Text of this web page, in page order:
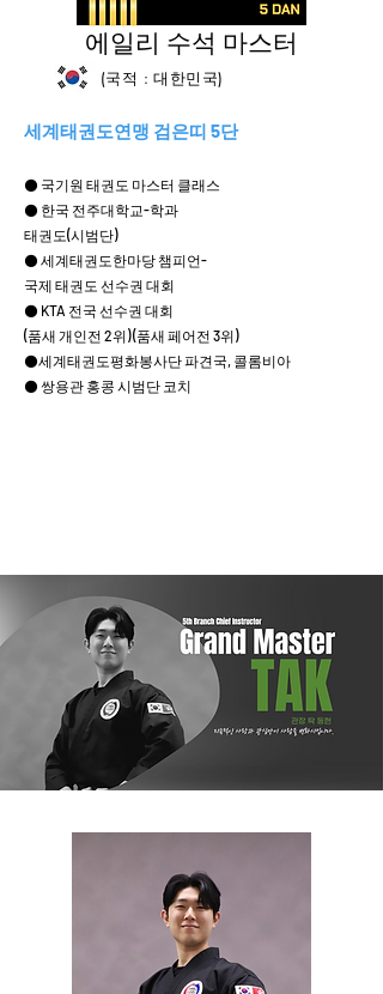
(국적 : 대한민국)
에일리 수석 마스터
세계태권도연맹 검은띠 5단
⚫ 국기원 태권도 마스터 클래스
⚫ 한국 전주대학교-학과
태권도(시범단)
⚫ 세계태권도한마당 챔피언-
국제 태권도 선수권 대회
⚫ KTA 전국 선수권 대회
(품새 개인전 2위) (품새 페어전 3위)
⚫세계태권도평화봉사단 파견국, 콜롬비아
⚫ 쌍용관 홍콩 시범단 코치